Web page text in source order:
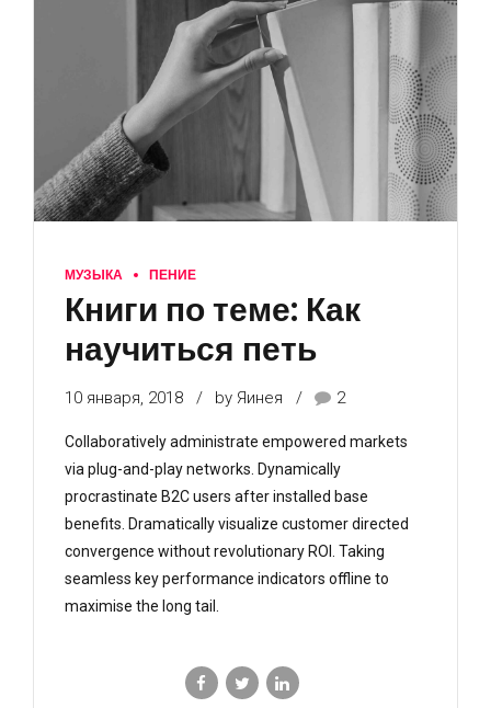
МУЗЫКА ПЕНИЕ
Книги по теме: Как
научиться петь
10 января, 2018 by Яинея 2
Collaboratively administrate empowered markets
via plug-and-play networks. Dynamically
procrastinate B2C users after installed base
benefits. Dramatically visualize customer directed
convergence without revolutionary ROI. Taking
seamless key performance indicators offline to
maximise the long tail.